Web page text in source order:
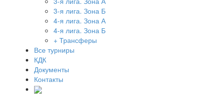
3-я лига. Зона Б
4-я лига. Зона А
4-я лига. Зона Б
+ Трансферы
Все турниры
КДК
Документы
Контакты